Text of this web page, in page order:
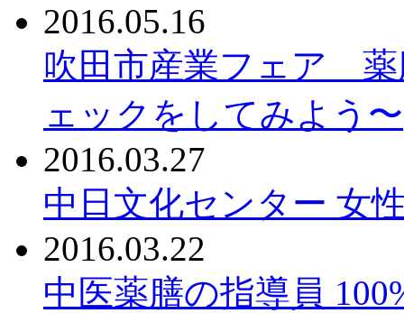
2016.05.16
吹田市産業フェア 薬
ェックをしてみよう〜
2016.03.27
中日文化センター 女
2016.03.22
中医薬膳の指導員